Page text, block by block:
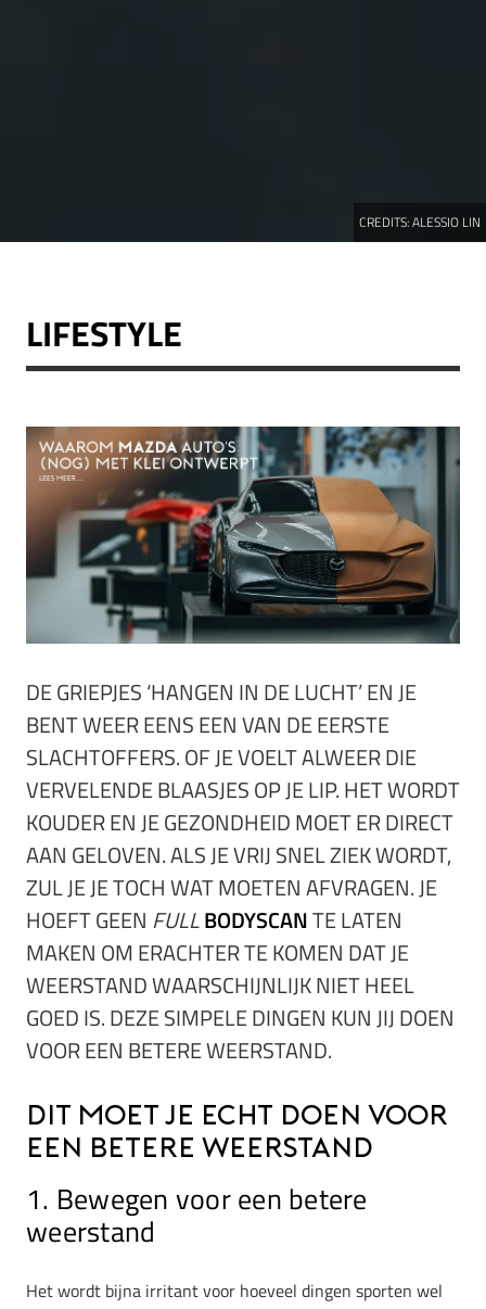
CREDITS:ALESSIO LIN
LIFESTYLE
DE GRIEPJES ‘HANGEN IN DE LUCHT’ EN JE
BENT WEER EENS EEN VAN DE EERSTE
SLACHTOFFERS. OF JE VOELT ALWEER DIE
VERVELENDE BLAASJES OP JE LIP. HET WORDT
KOUDER EN JE GEZONDHEID MOET ER DIRECT
AAN GELOVEN. ALS JE VRIJ SNEL ZIEK WORDT,
ZUL JE JE TOCH WAT MOETEN AFVRAGEN. JE
HOEFT GEEN FULLBODYSCANTE LATEN
MAKEN OM ERACHTER TE KOMEN DAT JE
WEERSTAND WAARSCHIJNLIJK NIET HEEL
GOED IS. DEZE SIMPELE DINGEN KUN JIJ DOEN
VOOR EEN BETERE WEERSTAND.
Dit moet je echt doen voor
een betere weerstand
1. Bewegen voor een betere
weerstand
Het wordt bijna irritant voor hoeveel dingen sporten wel